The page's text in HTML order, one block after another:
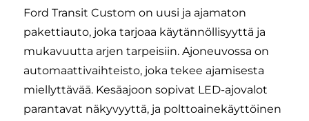
Ford Transit Custom on uusi ja ajamaton
pakettiauto, joka tarjoaa käytännöllisyyttä ja
mukavuutta arjen tarpeisiin. Ajoneuvossa on
automaattivaihteisto, joka tekee ajamisesta
miellyttävää. Kesäajoon sopivat LED-ajovalot
parantavat näkyvyyttä, ja polttoainekäyttöinen